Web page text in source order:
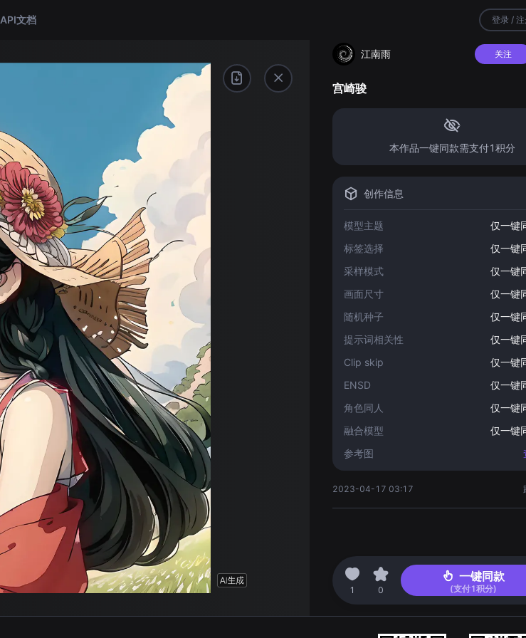
API文档 登录 /
江南雨 关注
宫崎骏
本作品一键同款需支付1积分
创作信息
模型主题
仅一键
标签选择
仅一键
采样模式
仅一键
画面尺寸
仅一键
随机种子
仅一键
提示词相关性
仅一键
Clip skip
仅一键
ENSD
仅一键
角色同人
仅一键
融合模型
仅一键
参考图
2023-04-17 03:17
1 0
一键同款
(支付1积分)